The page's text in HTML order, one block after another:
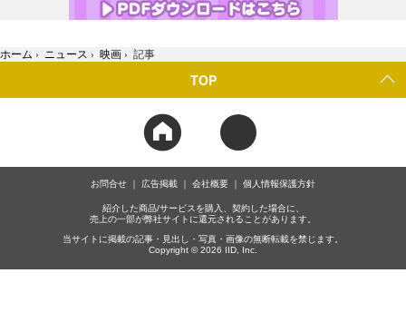
ホーム › ニュース › 映画 › 記事
TOP
お問合せ 広告掲載 会社概要 個人情報保護方針
紹介した商品/サービスを購入、契約した場合に、
売上の一部が弊社サイトに還元されることがあります。
当サイトに掲載の記事・見出し・写真・画像の無断転載を禁じます。
Copyright © 2026 IID, Inc.